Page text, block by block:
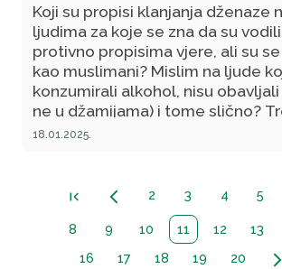
Koji su propisi klanjanja dženaze
ljudima za koje se zna da su
protivno propisima vjere, ali su
kao muslimani? Mislim na ljude
konzumirali alkohol, nisu
ne u džamijama) i tome slično?
njima uopće klanjati dženaza?
samoubistvo? Osobno znam za
čovjek izvršio vješanje, a da mu je
dženaza.
18.01.2025.
first_page arrow_back_ios_new 2 3 4 5
8 9 10 11 12 13
16
17 18 19 20 arrow_forward_ios